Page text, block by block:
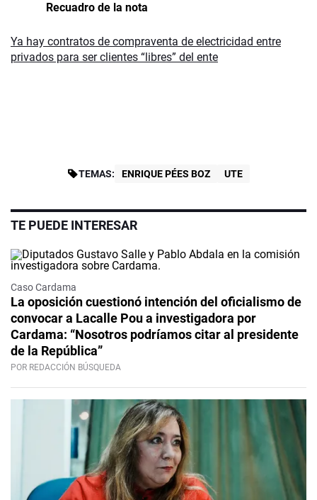
Recuadro de la nota
Ya hay contratos de compraventa de electricidad entre
privados para ser clientes “libres” del ente
TEMAS: ENRIQUE PÉES BOZ UTE
TE PUEDE INTERESAR
Caso Cardama
La oposición cuestionó intención del oficialismo de
convocar a Lacalle Pou a investigadora por
Cardama: “Nosotros podríamos citar al presidente
de la República”
POR REDACCIÓN BÚSQUEDA